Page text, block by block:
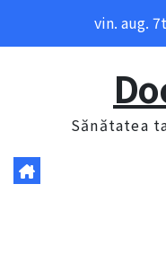
vin. aug.
Sănătatea